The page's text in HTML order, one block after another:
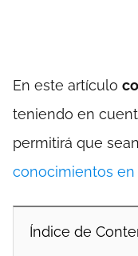
En este artículo
teniendo en
permitirá que
conocimientos
Índice de